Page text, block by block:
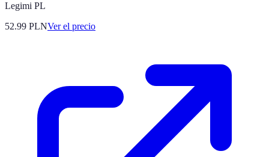
Legimi PL
52.99 PLNVer el precio